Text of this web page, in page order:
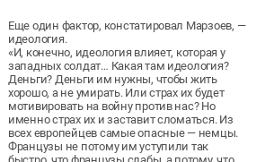
Еще один фактор, констатировал Марзоев, —
идеология.
«И, конечно, идеология влияет, которая у
западных солдат… Какая там идеология?
Деньги? Деньги им нужны, чтобы жить
хорошо, а не умирать. Или страх их будет
мотивировать на войну против нас? Но
именно страх их и заставит сломаться. Из
всех европейцев самые опасные — немцы.
Французы не потому им уступили так